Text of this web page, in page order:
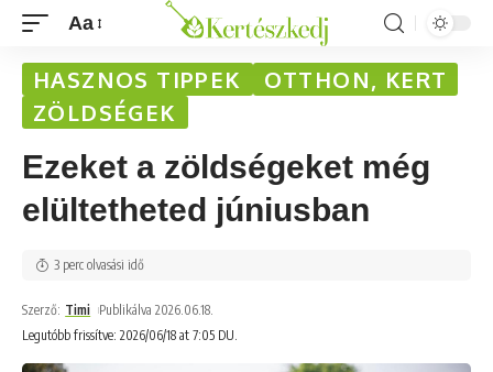
Aa
HASZNOS TIPPEK
OTTHON, KERT
ZÖLDSÉGEK
Ezeket a zöldségeket még
elültetheted júniusban
Legutóbb frissítve: 2026/06/18 at 7:05 DU.
Szerző: Timi Publikálva 2026.06.18.
3 perc olvasási idő